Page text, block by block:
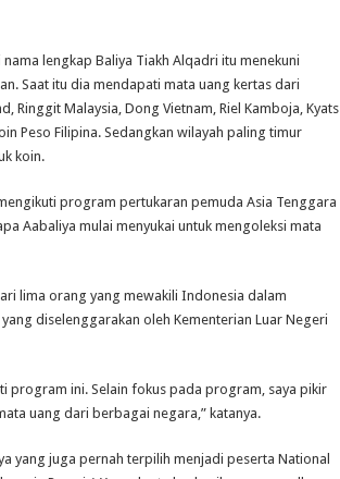
lengkap Baliya Tiakh Alqadri itu menekuni
Saat itu dia mendapati mata uang kertas dari
Ringgit Malaysia, Dong Vietnam, Riel Kamboja, Kyats
Peso Filipina. Sedangkan wilayah paling timur
koin.
program pertukaran pemuda Asia Tenggara
Aabaliya mulai menyukai untuk mengoleksi mata
lima orang yang mewakili Indonesia dalam
diselenggarakan oleh Kementerian Luar Negeri
program ini. Selain fokus pada program, saya pikir
uang dari berbagai negara,” katanya.
yang juga pernah terpilih menjadi peserta National